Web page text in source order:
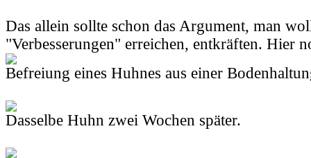
Das allein sollte schon das Argument, man
"Verbesserungen" erreichen, entkräften. Hier
Befreiung eines Huhnes aus einer
Dasselbe Huhn zwei Wochen später.